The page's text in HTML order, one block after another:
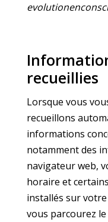
recueillies
Lorsque vous
recueillons
informations
notamment des
navigateur web,
horaire et
installés sur
vous parcourez